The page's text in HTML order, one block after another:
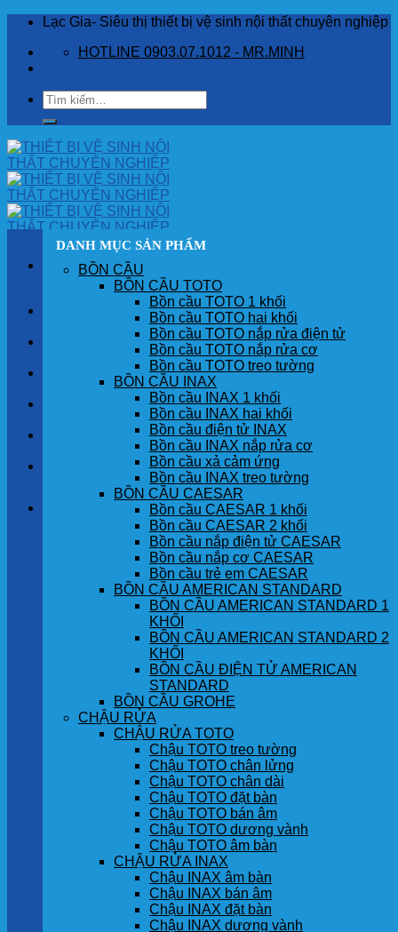
Skip
content
Lạc Gia- Siêu thị thiết bị vệ sinh nội thất chuyên nghiệp
HOTLINE 0903.07.1012 - MR.MINH
Tìm
kiếm:
SẢN PHẨM
GÓC KHÁCH HÀNG
Chưa có sản phẩm trong giỏ hàng.
DANH MỤC SẢN PHẨM
BỒN CẦU
BỒN CẦU TOTO
Bồn cầu TOTO 1 khối
Bồn cầu TOTO hai khối
Bồn cầu TOTO nắp rửa điện tử
Bồn cầu TOTO nắp rửa cơ
Bồn cầu TOTO treo tường
BỒN CẦU INAX
Bồn cầu INAX 1 khối
Bồn cầu INAX hai khối
Bồn cầu điện tử INAX
Bồn cầu INAX nắp rửa cơ
Bồn cầu xả cảm ứng
Bồn cầu INAX treo tường
BỒN CẦU CAESAR
Bồn cầu CAESAR 1 khối
Bồn cầu CAESAR 2 khối
Bồn cầu nắp điện tử CAESAR
Bồn cầu nắp cơ CAESAR
Bồn cầu trẻ em CAESAR
BỒN CẦU AMERICAN STANDARD
BỒN CẦU AMERICAN STANDARD 1
KHỐI
BỒN CẦU AMERICAN STANDARD 2
KHỐI
BỒN CẦU ĐIỆN TỬ AMERICAN
STANDARD
BỒN CẦU GROHE
CHẬU RỬA
CHẬU RỬA TOTO
Chậu TOTO treo tường
Chậu TOTO chân lửng
Chậu TOTO chân dài
Chậu TOTO đặt bàn
Chậu TOTO bán âm
Chậu TOTO dương vành
Chậu TOTO âm bàn
CHẬU RỬA INAX
Chậu INAX âm bàn
Chậu INAX bán âm
Chậu INAX đặt bàn
Chậu INAX dương vành